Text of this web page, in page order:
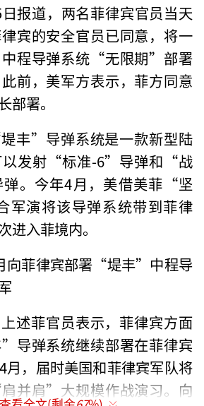
报道，两名菲律宾官员当天
宾的安全官员已同意，将一
程导弹系统“无限期”部署
前，美军方表示，菲方同意
部署。
丰”导弹系统是一款新型陆
以发射“标准-6”导弹和“战
。今年4月，美借美菲“坚
军演将该导弹系统带到菲律
进入菲境内。
向菲律宾部署“堤丰”中程导
述菲官员表示，菲律宾方面
导弹系统继续部署在菲律宾
月，届时美国和菲律宾军队将
并肩”大规模作战演习。向